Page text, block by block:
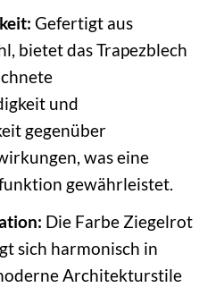
Gefertigt aus
bietet das Trapezblech
und
gegenüber
was eine
gewährleistet.
Die Farbe Ziegelrot
sich harmonisch in
Architekturstile